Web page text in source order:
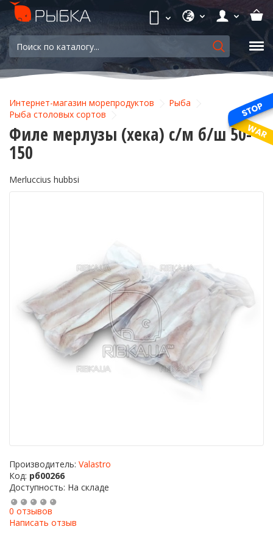
Интернет-магазин морепродуктов
Рыба
Рыба столовых сортов
Филе мерлузы (хека) с/м б/ш 50-
150
Merluccius hubbsi
Производитель: Valastro
Код: рб00266
Доступность: На складе
0 отзывов
Написать отзыв